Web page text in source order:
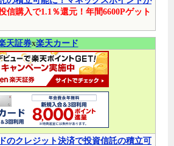
信購入で1.1％還元！年間6600Pゲット
天証券x楽天カード
のクレジット決済で投資信託の積立可